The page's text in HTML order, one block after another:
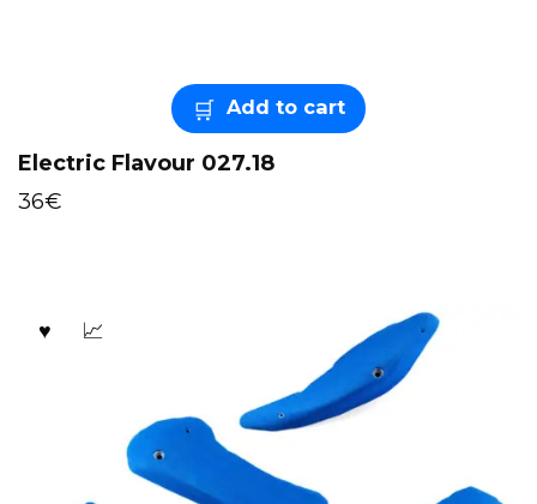
Add to cart
Electric Flavour 027.18
36€